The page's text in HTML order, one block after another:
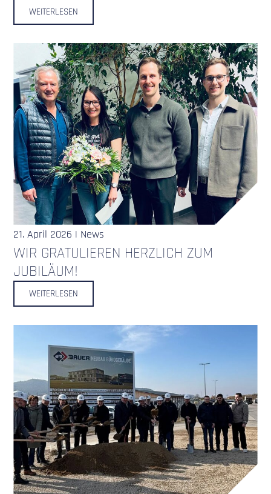
WEITERLESEN
21. April 2026 | News
WIR GRATULIEREN HERZLICH ZUM
JUBILÄUM!
WEITERLESEN